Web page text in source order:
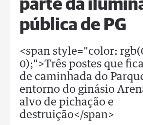
parte da
pública de PG
<span style="color:
0);">Três postes que
de caminhada do
entorno do ginásio
alvo de pichação e
destruição</span>